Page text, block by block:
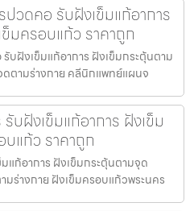
วดคอ รับฝังเข็มแก้อาการ
มครอบแก้ว ราคาถูก
ฝังเข็มแก้อาการ ฝังเข็มกระตุ้นตาม
ดตามร่างกาย คลีนิกแพทย์แผนจ
บฝังเข็มแก้อาการ ฝังเข็ม
แก้ว ราคาถูก
แก้อาการ ฝังเข็มกระตุ้นตามจุด
มร่างกาย ฝังเข็มครอบแก้วพระนคร